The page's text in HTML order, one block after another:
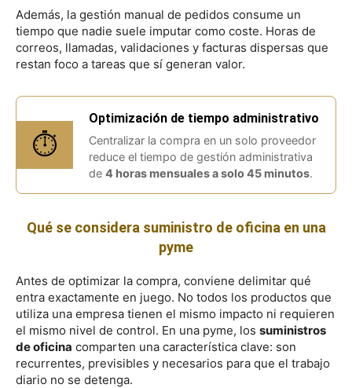
Además, la gestión manual de pedidos consume un
tiempo que nadie suele imputar como coste. Horas de
correos, llamadas, validaciones y facturas dispersas que
restan foco a tareas que sí generan valor.
⏱️
Optimización de tiempo administrativo
Centralizar la compra en un solo proveedor
reduce el tiempo de gestión administrativa
de 4 horas mensuales a solo 45 minutos.
Qué se considera suministro de oficina en una
pyme
Antes de optimizar la compra, conviene delimitar qué
entra exactamente en juego. No todos los productos que
utiliza una empresa tienen el mismo impacto ni requieren
el mismo nivel de control. En una pyme, los suministros
de oficina comparten una característica clave: son
recurrentes, previsibles y necesarios para que el trabajo
diario no se detenga.